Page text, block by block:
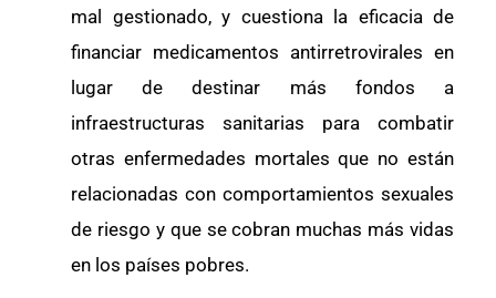
mal gestionado, y cuestiona la eficacia de
financiar medicamentos antirretrovirales en
lugar de destinar más fondos a
infraestructuras sanitarias para combatir
otras enfermedades mortales que no están
relacionadas con comportamientos sexuales
de riesgo y que se cobran muchas más vidas
en los países pobres.